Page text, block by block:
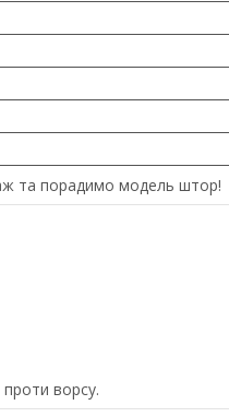
та порадимо модель штор!
ворсу.